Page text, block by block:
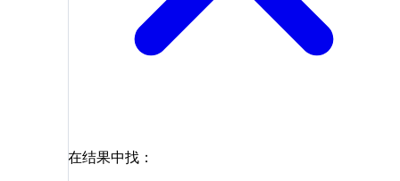
在结果中找：